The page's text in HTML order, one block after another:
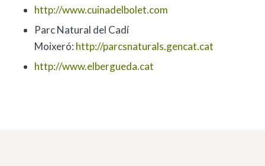
http://www.cuinadelbolet.com
Parc Natural del Cadí
Moixeró: http://parcsnaturals.gencat.cat
http://www.elbergueda.cat